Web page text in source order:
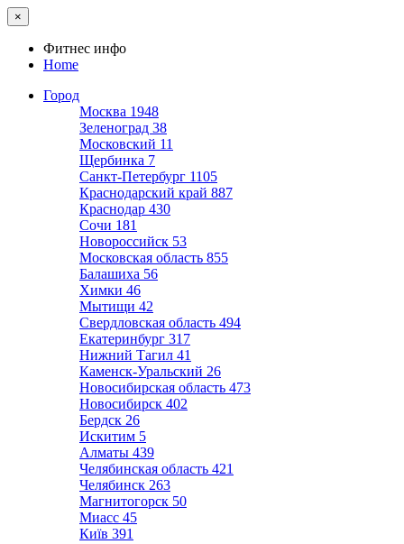
×
Фитнес инфо
Home
Город
Москва 1948
Зеленоград 38
Московский 11
Щербинка 7
Санкт-Петербург 1105
Краснодарский край 887
Краснодар 430
Сочи 181
Новороссийск 53
Московская область 855
Балашиха 56
Химки 46
Мытищи 42
Свердловская область 494
Екатеринбург 317
Нижний Тагил 41
Каменск-Уральский 26
Новосибирская область 473
Новосибирск 402
Бердск 26
Искитим 5
Алматы 439
Челябинская область 421
Челябинск 263
Магнитогорск 50
Миасс 45
Київ 391